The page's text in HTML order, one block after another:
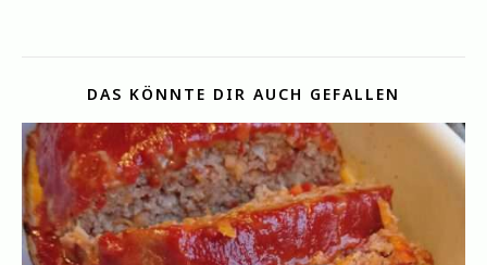
DAS KÖNNTE DIR AUCH GEFALLEN